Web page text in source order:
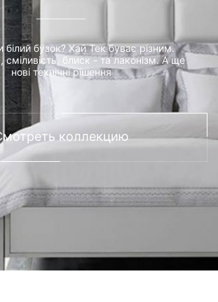
білий бузок? Хай Тек буває різним.
сміливість, блиск - та лаконізм. А ще
нові технічні рішення
коллекцию